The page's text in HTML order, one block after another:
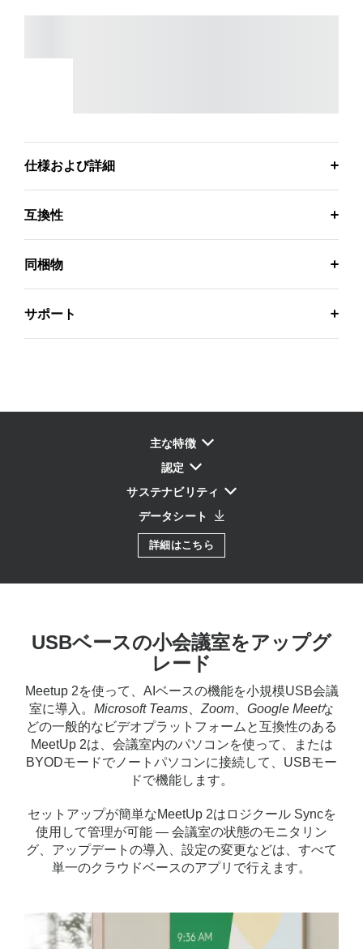
仕様および詳細
互換性
同梱物
サポート
主な特徴
認定
サステナビリティ
データシート
詳細はこちら
USBベースの小会議室をアップグ
レード
Meetup 2を使って、AIベースの機能を小規模USB会議
室に導入。 Microsoft Teams Zoom Google Meetな
どの一般的なビデオプラットフォームと互換性のある
MeetUp 2は、会議室内のパソコンを使って、または
BYODモードでノートパソコンに接続して、USBモー
ドで機能します。
セットアップが簡単なMeetUp 2はロジクール Syncを
使用して管理が可能 — 会議室の状態のモニタリン
グ、アップデートの導入、設定の変更などは、すべて
単一のクラウドベースのアプリで行えます。